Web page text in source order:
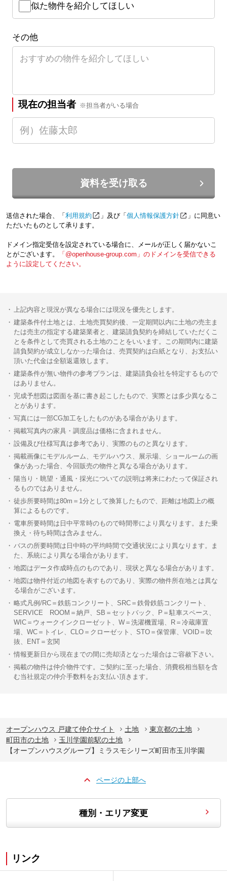
似た物件を紹介してほしい
その他
現在の担当者 ※担当者がいる場合
資料を受け取る
送信された場合、「 利用規約 」及び「 個人情報保護方針
」に同意い
ただいたものとして承ります。
ドメイン指定受信を設定されている場合に、メールが正しく届かないこ
とがございます。
「@openhouse-group.com」のドメインを受信できる
ように設定してください。
上記内容と現況が異なる場合には現況を優先とします。
建築条件付土地とは、土地売買契約後、一定期間以内に土地の売主ま
たは売主の指定する建築業者と、建築請負契約を締結していただくこ
とを条件として売買される土地のことをいいます。この期間内に建築
請負契約が成立しなかった場合は、売買契約は白紙となり、お支払い
頂いた代金は全額返還致します。
建築条件が無い物件の参考プランは、建築請負会社を特定するもので
はありません。
完成予想図は図面を基に書き起こしたもので、実際とは多少異なるこ
とがあります。
写真には一部CG加工をしたものがある場合があります。
掲載写真内の家具・調度品は価格に含まれません。
設備及び仕様写真は参考であり、実際のものと異なります。
掲載画像にモデルルーム、モデルハウス、展示場、ショールームの画
像があった場合、今回販売の物件と異なる場合があります。
陽当り・眺望・通風・採光についての説明は将来にわたって保証され
るものではありません。
徒歩所要時間は80m＝1分として換算したもので、距離は地図上の概
算によるものです。
電車所要時間は日中平常時のもので時間帯により異なります。また乗
換え・待ち時間は含みません。
バスの所要時間は日中時の平均時間で交通状況により異なります。ま
た、系統により異なる場合があります。
地図はデータ作成時点のものであり、現状と異なる場合があります。
地図は物件付近の地図を表すものであり、実際の物件所在地とは異な
る場合がございます。
略式凡例/RC＝鉄筋コンクリート、SRC＝鉄骨鉄筋コンクリート、
SERVICE ROOM＝納戸、SB＝セットバック、P＝駐車スペース、
WIC＝ウォークインクローゼット、W＝洗濯機置場、R＝冷蔵庫置
場、WC＝トイレ、CLO＝クローゼット、STO＝保管庫、VOID＝吹
抜、ENT＝玄関
情報更新日から現在までの間に売却済となった場合はご容赦下さい。
掲載の物件は仲介物件です。ご契約に至った場合、消費税相当額を含
む当社規定の仲介手数料をお支払い頂きます。
オープンハウス 戸建て仲介サイト 土地
東京都の土地
町田市の土地
玉川学園前駅の土地
【オープンハウスグループ】ミラスモシリーズ町田市玉川学園
ページの上部へ
種別・エリア変更
リンク